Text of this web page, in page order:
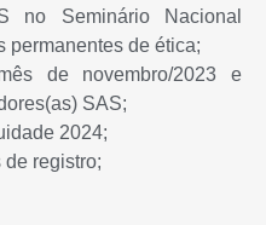
no Seminário Nacional
permanentes de ética;
de novembro/2023 e
SAS;
2024;
registro;